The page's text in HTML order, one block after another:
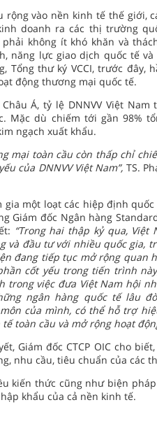
vào nền kinh tế thế giới,
doanh ra các thị trường
không ít khó khăn và
năng lực giao dịch quốc tế
Tổng thư ký VCCI, trước đây,
động thương mại quốc tế.
Á, tỷ lệ DNNVV Việt
Mặc dù chiếm tới gần 98%
ngạch xuất khẩu.
mại toàn cầu còn thấp chỉ
của DNNVV Việt Nam”, TS.
một loạt các hiệp định
Giám đốc Ngân hàng
“Trong hai thập kỷ qua, Việt
đầu tư với nhiều quốc gia,
đang tiếp tục mở rộng quan
cốt yếu trong tiến trình
trong việc đưa Việt Nam hội
ngân hàng quốc tế lâu
của mình, có thể hỗ trợ
toàn cầu và mở rộng hoạt
Giám đốc CTCP OIC cho
nhu cầu, tiêu chuẩn của các
kiến thức cũng như biện
khẩu của cả nền kinh tế.